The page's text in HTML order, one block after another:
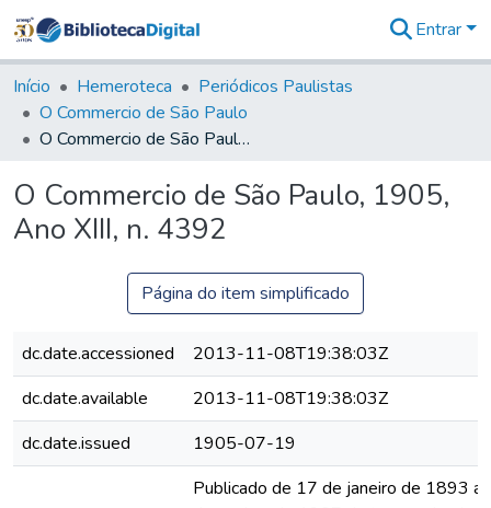
&
Coleções
Tudo na
Biblioteca
Estatísticas
Entrar
Início Hemeroteca
Periódicos Paulistas
O Commercio de São Paulo
O Commercio de São Paulo, 1905, Ano XIII, n. 4392
O Commercio de São Paulo, 1905,
Ano XIII, n. 4392
Página do item simplificado
dc.date.accessioned
2013-11-08T19:38:03Z
dc.date.available
2013-11-08T19:38:03Z
dc.date.issued
1905-07-19
Publicado de 17 de janeiro de 1893 a